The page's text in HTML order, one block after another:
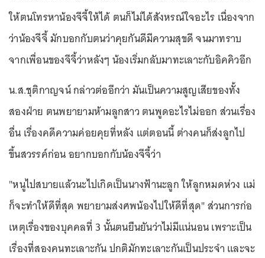
ให้ตนโทรหาน้องจีจี้ให้ได้ ตนก็ไม่ได้สังหรณ์ใจอะไร เนื่องจาก
ว่าน้องจีจี้ มักบอกกับตนว่าคุยกันดีมีความสุขดี จนมาทราบ
จากเพื่อนของจีจี้ว่าหลังๆ น้องเริ่มกลับมาทะเลาะกับอิคคิวอีก
น.ส.ชุติกาญจน์ กล่าวต่ออีกว่า มันเป็นความสูญเสียของทั้ง
สองฝ่าย ตนพยายามห้ามลูกสาว ตนพูดอะไรไม่ออก ส่วนเรื่อง
อื่น เรื่องคดีความค่อยคุยที่หลัง แต่ตอนนี้ ต่างคนก็ส่งลูกไป
ขึ้นสวรรค์ก่อน อยากบอกกับน้องจีจี้ว่า
"หนูไปสบายแล้วนะไปเกิดเป็นนางฟ้านะลูก ให้ลูกหมดห่วง แม่
ก็จะทำให้ดีที่สุด พยายามส่งศพน้องไปให้ดีที่สุด" ส่วนการก่อ
เหตุเรื่องของบุคคลที่ 3 นั้นตนยืนยันว่าไม่มีแน่นอน เพราะเป็น
เรื่องที่สองคนทะเลาะกัน ปกติมักทะเลาะกันเป็นประจำ และจะ